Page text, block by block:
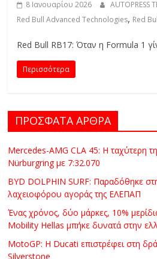
L
E
S
&
M
O
R
8 Ιανουαρίου 2026 AUTOPRESS
Red Bull Advanced Technologies, Red
Red Bull RB17: Όταν η Formula 1
Περισσότερα
ΠΡΟΣΦΑΤΑ ΑΡΘΡΑ
Mercedes-AMG CLA 45: Η ταχύτερη
Nürburgring με 7:32.070
BYD DOLPHIN SURF: Παραδόθηκε στη
λαχειοφόρου αγοράς της ΕΛΕΠΑΠ
Ένας χρόνος, δύο μάρκες, 10%
Mobility Hellas μπήκε δυνατά στην
MotoGP: Η Ducati επιστρέφει στη
Silverstone